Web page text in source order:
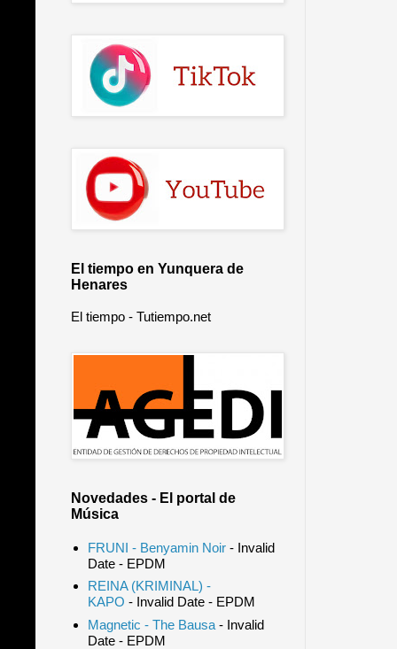
El tiempo en Yunquera de
Henares
El tiempo - Tutiempo.net
Novedades - El portal de
Música
FRUNI - Benyamin Noir- Invalid
Date- EPDM
REINA (KRIMINAL) -
KAPO - Invalid Date- EPDM
Magnetic - The Bausa- Invalid
Date- EPDM